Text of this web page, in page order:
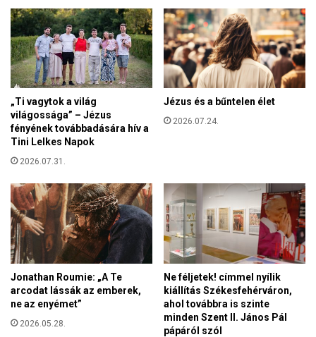
a
i
ü
g
y
e
e
t
e
t
i
z
t
o
s
í
a
n
i
s
z
k
o
k
a
t
é
s
v
é
ő
e
s
z
k
ö
z
ö
k
e
„Ti vagytok a világ
világossága” – Jézus
fényének továbbadására hív a
Tini Lelkes Napok
2026.07.31.
Jézus és a bűntelen élet
2026.07.24.
Jonathan Roumie: „A Te
arcodat lássák az emberek,
ne az enyémet”
2026.05.28.
Ne féljetek! címmel nyílik
kiállítás Székesfehérváron,
ahol továbbra is szinte
minden Szent II. János Pál
pápáról szól